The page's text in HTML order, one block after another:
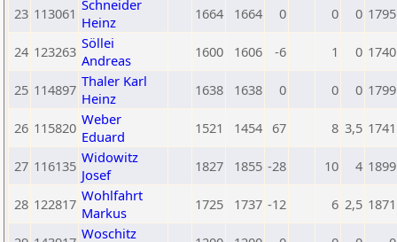
23 113061 Schneider
Heinz
1664 1664 0 0 0 1795
24 123263 Söllei
Andreas
1600 1606 -6 1 0 1740
25 114897 Thaler Karl
Heinz
1638 1638 0 0 0 1799
26 115820 Weber
Eduard
1521 1454 67 8 3,5 1741
27 116135 Widowitz
Josef
1827 1855 -28 10 4 1899
28 122817 Wohlfahrt
Markus
1725 1737 -12 6 2,5 1871
Woschitz